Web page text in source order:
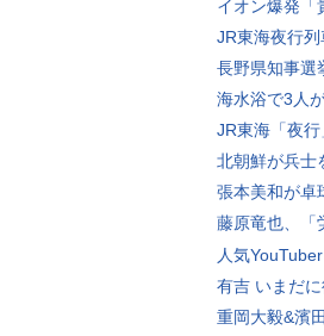
イオン爆発「
JR東海夜行
長野県知事選
海水浴で3人
JR東海「夜
北朝鮮が兵士
張本美和が卓
藤原竜也、「
人気
有吉 いまだ
重岡大毅&濱